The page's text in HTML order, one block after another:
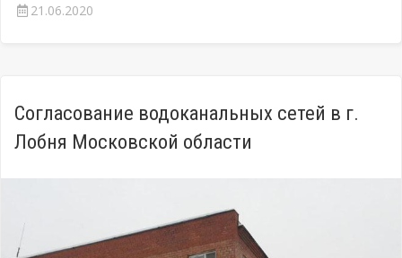
21.06.2020
Согласование водоканальных сетей в г.
Лобня Московской области